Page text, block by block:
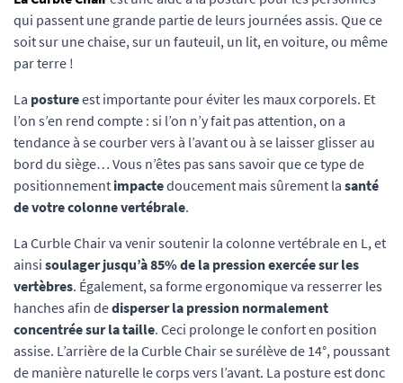
qui passent une grande partie de leurs journées assis. Que ce
soit sur une chaise, sur un fauteuil, un lit, en voiture, ou même
par terre !
La postureest importante pour éviter les maux corporels. Et
l’on s’en rend compte : si l’on n’y fait pas attention, on a
tendance à se courber vers à l’avant ou à se laisser glisser au
bord du siège… Vous n’êtes pas sans savoir que ce type de
positionnement impactedoucement mais sûrement la santé
de votre colonne vertébrale.
La Curble Chair va venir soutenir la colonne vertébrale en L, et
ainsi soulager jusqu’à 85% de la pression exercée sur les
vertèbres. Également, sa forme ergonomique va resserrer les
hanches afin dedisperser la pression normalement
concentrée sur la taille. Ceci prolonge le confort en position
assise. L’arrière de la Curble Chair se surélève de 14°, poussant
de manière naturelle le corps vers l’avant. La posture est donc